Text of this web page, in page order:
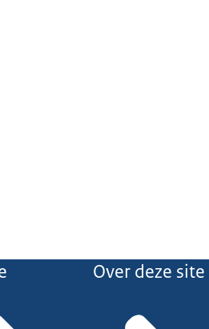
Over deze site